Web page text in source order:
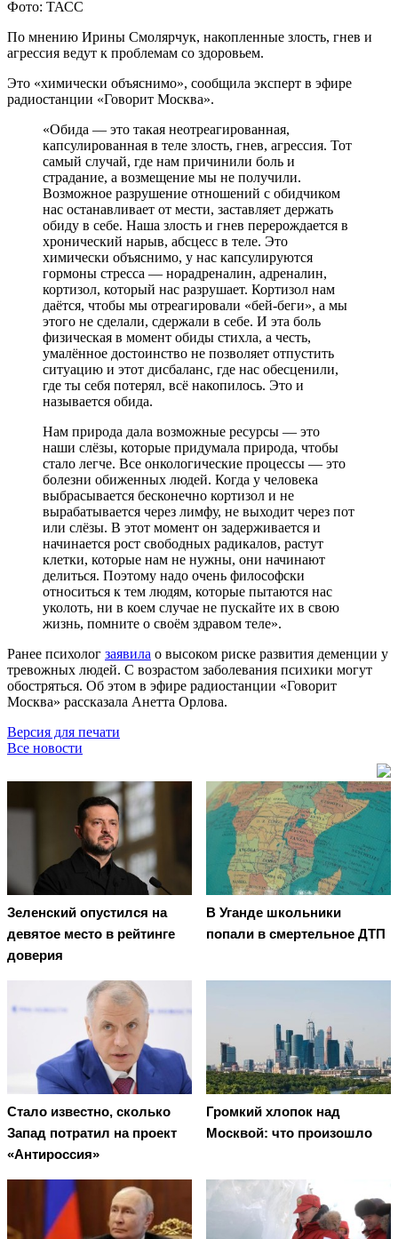
Фото: ТАСС
По мнению Ирины Смолярчук, накопленные злость, гнев и
агрессия ведут к проблемам со здоровьем.
Это «химически объяснимо», сообщила эксперт в эфире
радиостанции «Говорит Москва».
«Обида — это такая неотреагированная,
капсулированная в теле злость, гнев, агрессия. Тот
самый случай, где нам причинили боль и
страдание, а возмещение мы не получили.
Возможное разрушение отношений с обидчиком
нас останавливает от мести, заставляет держать
обиду в себе. Наша злость и гнев перерождается в
хронический нарыв, абсцесс в теле. Это
химически объяснимо, у нас капсулируются
гормоны стресса — норадреналин, адреналин,
кортизол, который нас разрушает. Кортизол нам
даётся, чтобы мы отреагировали «бей-беги», а мы
этого не сделали, сдержали в себе. И эта боль
физическая в момент обиды стихла, а честь,
умалённое достоинство не позволяет отпустить
ситуацию и этот дисбаланс, где нас обесценили,
где ты себя потерял, всё накопилось. Это и
называется обида.
Нам природа дала возможные ресурсы — это
наши слёзы, которые придумала природа, чтобы
стало легче. Все онкологические процессы — это
болезни обиженных людей. Когда у человека
выбрасывается бесконечно кортизол и не
вырабатывается через лимфу, не выходит через пот
или слёзы. В этот момент он задерживается и
начинается рост свободных радикалов, растут
клетки, которые нам не нужны, они начинают
делиться. Поэтому надо очень философски
относиться к тем людям, которые пытаются нас
уколоть, ни в коем случае не пускайте их в свою
жизнь, помните о своём здравом теле».
Ранее психолог заявила о высоком риске развития деменции у
тревожных людей. С возрастом заболевания психики могут
обостряться. Об этом в эфире радиостанции «Говорит
Москва» рассказала Анетта Орлова.
Версия для печати
Все новости
Зеленский опустился на
девятое место в рейтинге
доверия
В Уганде школьники
попали в смертельное ДТП
Стало известно, сколько
Запад потратил на проект
«Антироссия»
Громкий хлопок над
Москвой: что произошло